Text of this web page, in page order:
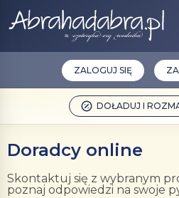
DOŁADUJ I
ZALOGUJ SIĘ
Doradcy online
Skontaktuj się z wybranym
poznaj odpowiedzi na swoje